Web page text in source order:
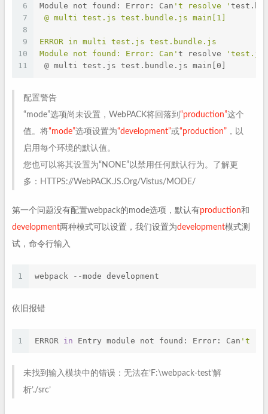
6
7
8
9
10
11
Module not found: Error: Can 't resolve '
@ multi test.js test.bundle.js main[1]
ERROR in multi test.js test.bundle.js
Module not found: Error: Can' t resolve
@ multi test.js test.bundle.js main[0]
配置警告
“mode”选项尚未设置，WebPACK将回落到 “production”这个
值。将“mode”选项设置为“development”或“production” ，以
启用每个环境的默认值。
您也可以将其设置为“NONE”以禁用任何默认行为。了解更
多：HTTPS://WebPACK.JS.Org/Vistus/MODE/
第一个问题没有配置webpack的mode选项，默认有production和
development两种模式可以设置，我们设置为development模式测
试，命令行输入
1 webpack --mode development
依旧报错
1 ERROR in Entry module not found: Error: Can 't
未找到输入模块中的错误：无法在’F:\webpack-test’解
析’./src’